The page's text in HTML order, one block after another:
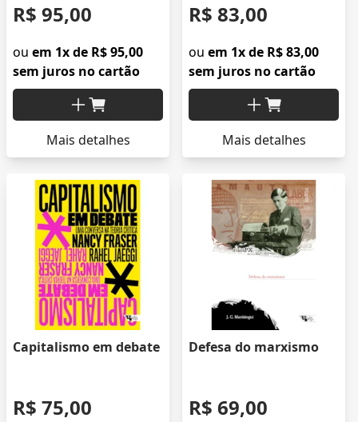
R$ 95,00
ou em 1x de R$ 95,00
sem juros no cartão
Mais detalhes
R$ 83,00
ou em 1x de R$ 83,00
sem juros no cartão
Mais detalhes
Capitalismo em debate
R$ 75,00
Defesa do marxismo
R$ 69,00